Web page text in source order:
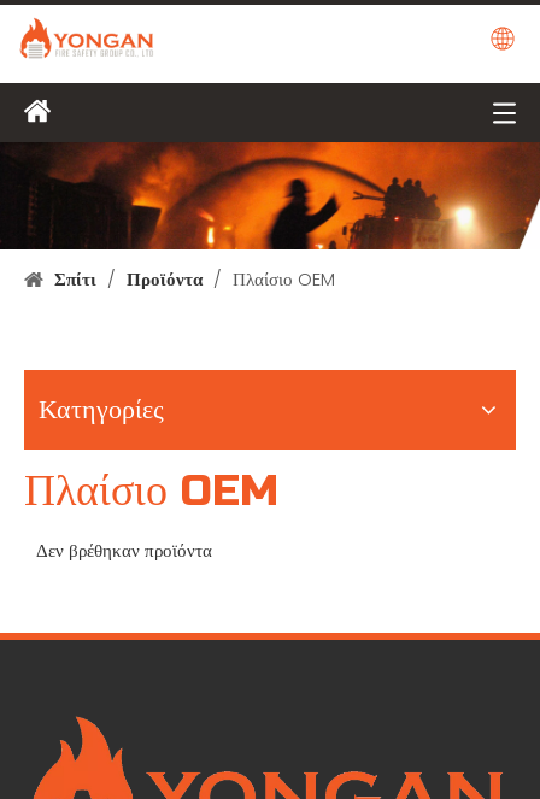
Σπίτι / Προϊόντα / Πλαίσιο OEM
Κατηγορίες
Πλαίσιο OEM
Δεν βρέθηκαν προϊόντα